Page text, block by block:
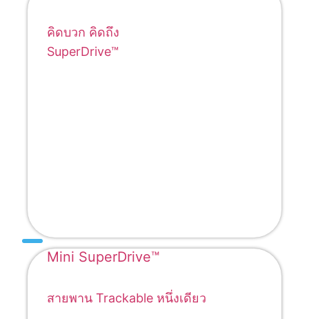
คิดบวก คิดถึง
SuperDrive™
Mini SuperDrive™
สายพาน Trackable หนึ่งเดียว